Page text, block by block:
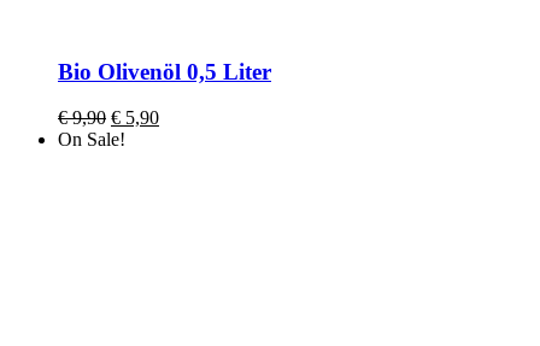
Bio Olivenöl 0,5 Liter
€9,90 € 5,90
On Sale!